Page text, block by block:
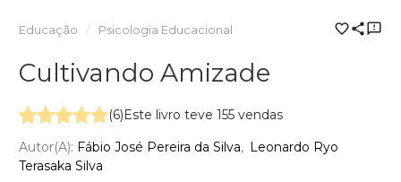
Educação Psicologia Educacional
Cultivando Amizade
(6)Este livro teve 155 vendas
Autor(a): Fábio José Pereira da Silva
Leonardo Ryo
Terasaka Silva